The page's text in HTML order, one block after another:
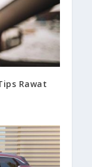
Rawat